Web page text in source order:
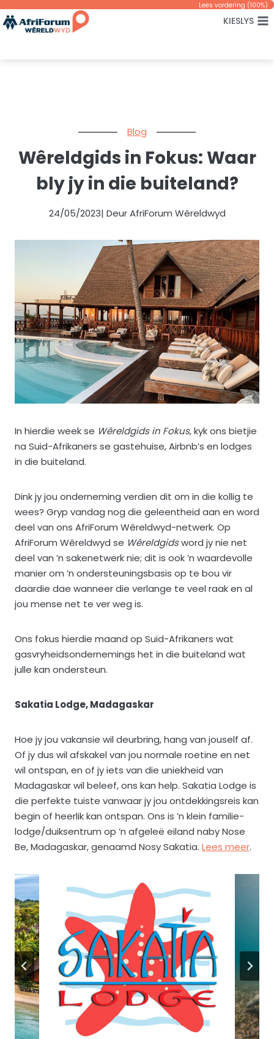
Skip
to
Lees vordering (100%)
KIESLYS
Blog
Wêreldgids in Fokus: Waar
bly jy in die buiteland?
24/05/2023| Deur AfriForum Wêreldwyd
In hierdie week se Wêreldgids in Fokus, kyk ons bietjie
na Suid-Afrikaners se gastehuise, Airbnb’s en lodges
in die buiteland.
Dink jy jou onderneming verdien dit om in die kollig te
wees? Gryp vandag nog die geleentheid aan en word
deel van ons AfriForum Wêreldwyd-netwerk. Op
AfriForum Wêreldwyd se Wêreldgidsword jy nie net
deel van ’n sakenetwerk nie; dit is ook ’n waardevolle
manier om ’n ondersteuningsbasis op te bou vir
daardie dae wanneer die verlange te veel raak en al
jou mense net te ver weg is.
Ons fokus hierdie maand op Suid-Afrikaners wat
gasvryheidsondernemings het in die buiteland wat
julle kan ondersteun.
Sakatia Lodge, Madagaskar
Hoe jy jou vakansie wil deurbring, hang van jouself af.
Of jy dus wil afskakel van jou normale roetine en net
wil ontspan, en of jy iets van die uniekheid van
Madagaskar wil beleef, ons kan help. Sakatia Lodge is
die perfekte tuiste vanwaar jy jou ontdekkingsreis kan
begin of heerlik kan ontspan. Ons is ’n klein familie-
lodge/duiksentrum op ’n afgeleë eiland naby Nose
Be, Madagaskar, genaamd Nosy Sakatia. Lees meer.